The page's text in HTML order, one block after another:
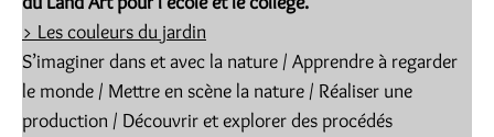
> Les couleurs du jardin
S’imaginer dans et avec la nature / Apprendre à regarder
le monde / Mettre en scène la nature / Réaliser une
production / Découvrir et explorer des procédés